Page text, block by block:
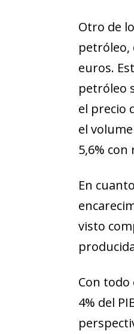
Otro de
petróleo,
euros.
petróleo
el precio
el
5,6%
En
visto
Con todo
4% del